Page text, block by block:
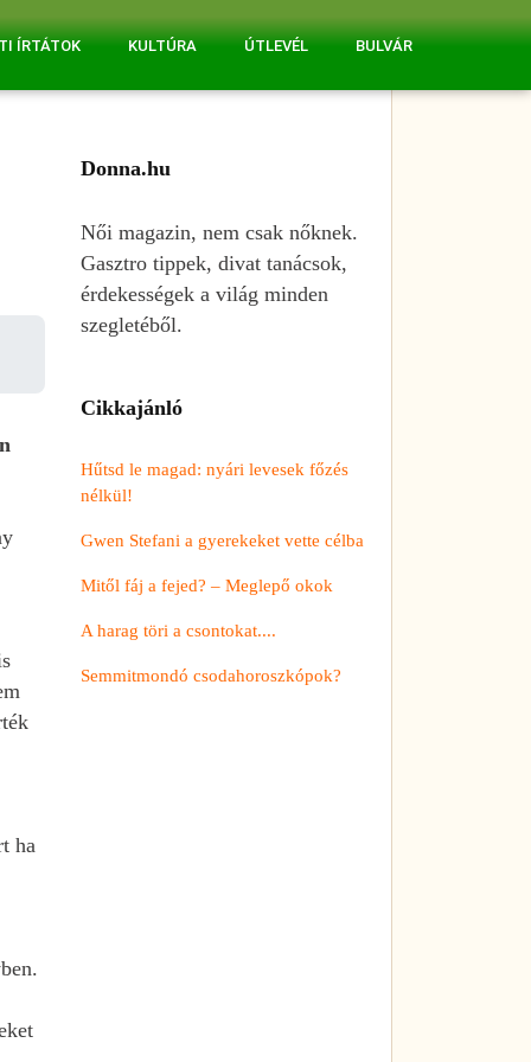
ÍRTÁTOK KULTÚRA ÚTLEVÉL BULVÁR
ha
Donna.hu
Női magazin, nem csak nőknek.
Gasztro tippek, divat tanácsok,
érdekességek a világ minden
szegletéből.
Cikkajánló
Hűtsd le magad: nyári levesek főzés
nélkül!
Gwen Stefani a gyerekeket vette célba
Mitől fáj a fejed? – Meglepő okok
A harag töri a csontokat....
Semmitmondó csodahoroszkópok?